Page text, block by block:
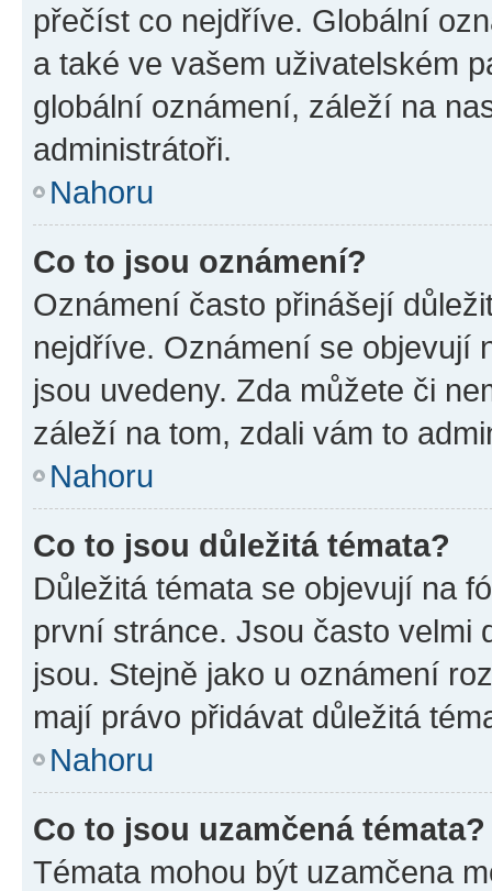
přečíst co nejdříve. Globální
a také ve vašem uživatelském
globální oznámení, záleží na
administrátoři.
Nahoru
Co to jsou oznámení?
Oznámení často přinášejí
nejdříve. Oznámení se objevují
jsou uvedeny. Zda můžete či
záleží na tom, zdali vám to
Nahoru
Co to jsou důležitá témata?
Důležitá témata se objevují na
první stránce. Jsou často velmi
jsou. Stejně jako u oznámení
mají právo přidávat důležitá
Nahoru
Co to jsou uzamčená témata?
Témata mohou být uzamčena